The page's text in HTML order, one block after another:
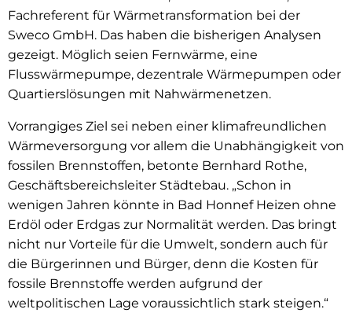
Fachreferent für Wärmetransformation bei der
Sweco GmbH. Das haben die bisherigen Analysen
gezeigt. Möglich seien Fernwärme, eine
Flusswärmepumpe, dezentrale Wärmepumpen oder
Quartierslösungen mit Nahwärmenetzen.
Vorrangiges Ziel sei neben einer klimafreundlichen
Wärmeversorgung vor allem die Unabhängigkeit von
fossilen Brennstoffen, betonte Bernhard Rothe,
Geschäftsbereichsleiter Städtebau. „Schon in
wenigen Jahren könnte in Bad Honnef Heizen ohne
Erdöl oder Erdgas zur Normalität werden. Das bringt
nicht nur Vorteile für die Umwelt, sondern auch für
die Bürgerinnen und Bürger, denn die Kosten für
fossile Brennstoffe werden aufgrund der
weltpolitischen Lage voraussichtlich stark steigen.“